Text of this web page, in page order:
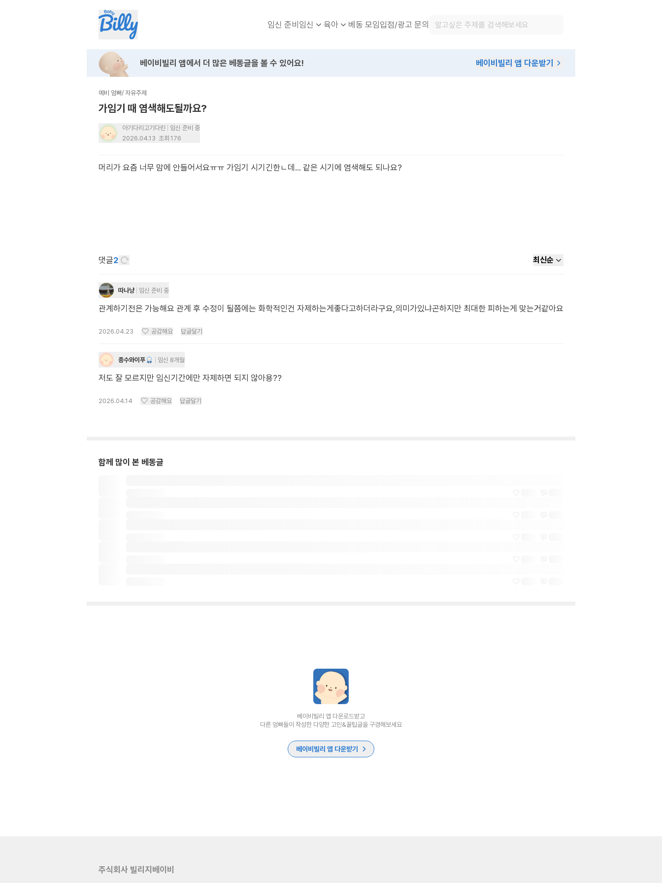
임신 준비임신 육아 베동 모임입점/광고 문의
베이비빌리 앱에서 더 많은 베동글을 볼 수 있어요! 베이비빌리 앱 다운받기
예비 엄빠/ 자유주제
가임기 때 염색해도될까요?
아기다리고기다린
임신 준비 중
2026.04.13 조회 176
머리가 요즘 너무 맘에 안들어서요ㅠㅠ 가임기 시기긴한ㄴ데… 같은 시기에 염색해도 되나요?
댓글2 최신순
따나냥 임신 준비 중
관계하기전은 가능해요 관계 후 수정이 될쯤에는 화학적인건 자제하는게좋다고하더라구요,의미가있냐곤하지만 최대한 피하는게 맞는거같아요
2026.04.23 공감해요 답글달기
종수와이푸 임신 8개월
저도 잘 모르지만 임신기간에만 자제하면 되지 않아용??
2026.04.14 공감해요 답글달기
함께 많이 본 베동글
베이비빌리 앱 다운로드받고
다른 엄빠들이 작성한 다양한 고민&꿀팁글을 구경해보세요
베이비빌리 앱 다운받기
주식회사 빌리지베이비